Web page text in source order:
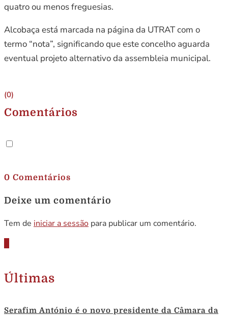
quatro ou menos freguesias.
Alcobaça está marcada na página da UTRAT com o
termo “nota”, significando que este concelho aguarda
eventual projeto alternativo da assembleia municipal.
(0)
Comentários
0 Comentários
Deixe um comentário
Tem de iniciar a sessão para publicar um comentário.
Últimas
Serafim António é o novo presidente da Câmara da